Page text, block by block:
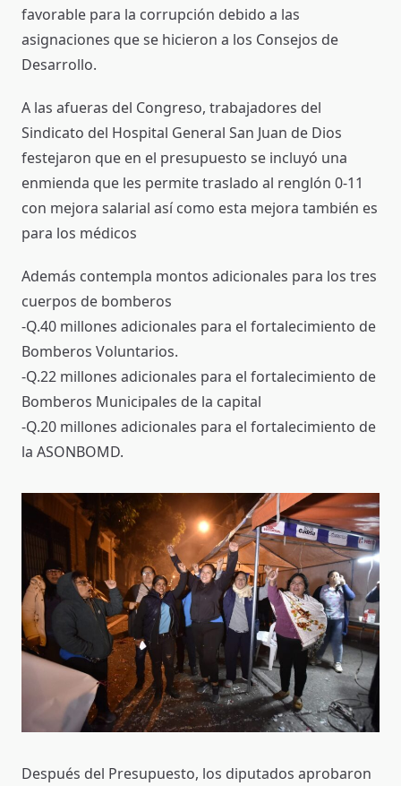
favorable para la corrupción debido a las
asignaciones que se hicieron a los Consejos de
Desarrollo.
A las afueras del Congreso, trabajadores del
Sindicato del Hospital General San Juan de Dios
festejaron que en el presupuesto se incluyó una
enmienda que les permite traslado al renglón 0-11
con mejora salarial así como esta mejora también es
para los médicos
Además contempla montos adicionales para los tres
cuerpos de bomberos
-Q.40 millones adicionales para el fortalecimiento de
Bomberos Voluntarios.
-Q.22 millones adicionales para el fortalecimiento de
Bomberos Municipales de la capital
-Q.20 millones adicionales para el fortalecimiento de
la ASONBOMD.
Después del Presupuesto, los diputados aprobaron